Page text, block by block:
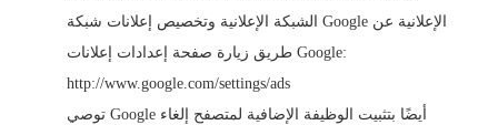
الشبكة الإعلانية وتخصيص إعلانات شبكة Google الإعلانية عن
طريق زيارة صفحة إعدادات إعلانات Google:
http://www.google.com/settings/ads
توصي Google أيضًا بتثبيت الوظيفة الإضافية لمتصفح إلغاء